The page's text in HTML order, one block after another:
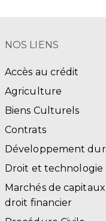
NOS LIENS
Accès au crédit
Agriculture
Biens Culturels
Contrats
Développement
Droit et technologie
Marchés de
droit financier